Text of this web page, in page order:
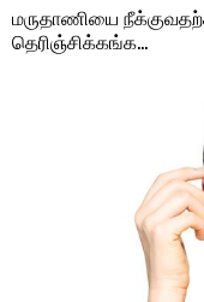
மருதாணியை
தெரிஞ்சிக்கங்க…